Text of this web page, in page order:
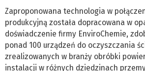
Zaproponowana technologia w
produkcyjną została dopracowana w
doświadczenie firmy EnviroChemie,
ponad 100 urządzeń do oczyszczania
zrealizowanych w branży obróbki
instalacji w różnych dziedzinach